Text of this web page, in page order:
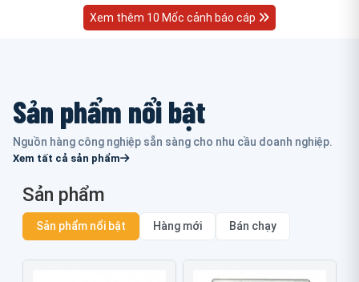
Xem thêm 10 Mốc cảnh báo cáp
Sản phẩm nổi bật
Nguồn hàng công nghiệp sẵn sàng cho nhu cầu doanh nghiệp.
Xem tất cả sản phẩm
Sản phẩm
Sản phẩm nổi bật Hàng mới Bán chạy